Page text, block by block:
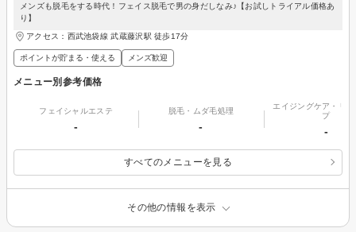
メンズも脱毛をする時代！フェイス脱毛で男の身だしなみ♪【お試しトライアル価格あ
り】
アクセス：西武池袋線 武蔵藤沢駅 徒歩17分
ポイントが貯まる・使える メンズ歓迎
メニュー別参考価格
フェイシャルエステ
-
脱毛・ムダ毛処理
-
エイジングケア・リ
プ
-
すべてのメニューを見る
その他の情報を表示